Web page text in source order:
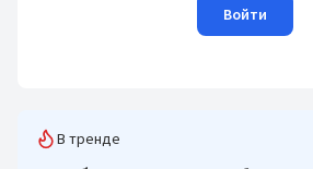
Войти
В тренде